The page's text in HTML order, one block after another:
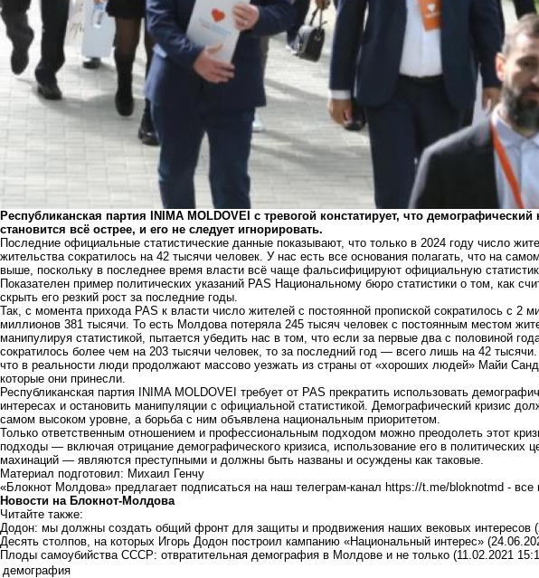
Республиканская партия INIMA MOLDOVEI с тревогой констатирует, что
становится всё острее, и его не следует игнорировать.
Последние официальные статистические данные показывают, что только в 2024 году число
жительства сократилось на 42 тысячи человек. У нас есть все основания полагать, что на
выше, поскольку в последнее время власти всё чаще фальсифицируют официальную
Показателен пример политических указаний PAS Национальному бюро статистики о том, как
скрыть его резкий рост за последние годы.
Так, с момента прихода PAS к власти число жителей с постоянной пропиской сократилось с 2
миллионов 381 тысячи. То есть Молдова потеряла 245 тысяч человек с постоянным местом
манипулируя статистикой, пытается убедить нас в том, что если за первые два с половиной
сократилось более чем на 203 тысячи человек, то за последний год — всего лишь на 42
что в реальности люди продолжают массово уезжать из страны от «хороших людей» Майи
которые они принесли.
Республиканская партия INIMA MOLDOVEI требует от PAS прекратить использовать
интересах и остановить манипуляции с официальной статистикой. Демографический кризис
самом высоком уровне, а борьба с ним объявлена национальным приоритетом.
Только ответственным отношением и профессиональным подходом можно преодолеть этот
подходы — включая отрицание демографического кризиса, использование его в политических
махинаций — являются преступными и должны быть названы и осуждены как таковые.
Материал подготовил: Михаил Генчу
«Блокнот Молдова» предлагает подписаться на наш телеграм-канал https://t.me/bloknotmd - все
Новости на Блoкнoт-Молдова
Читайте также:
Додон: мы должны создать общий фронт для защиты и продвижения наших вековых интересов
Десять столпов, на которых Игорь Додон построил кампанию «Национальный интерес»
Плоды самоубийства СССР: отвратительная демография в Молдове и не только (11.02.2021
демография